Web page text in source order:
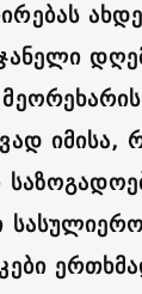
იმისა,